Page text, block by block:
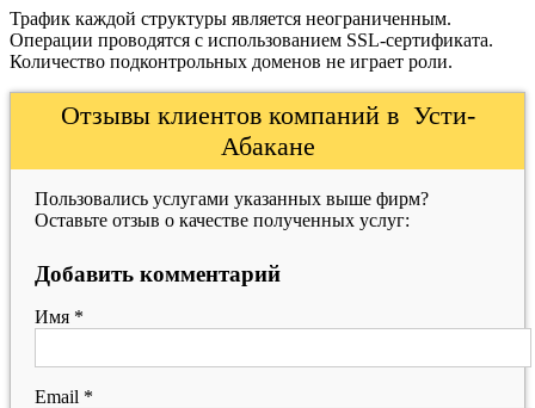
Трафик каждой структуры является неограниченным.
Операции проводятся с использованием SSL-сертификата.
Количество подконтрольных доменов не играет роли.
Отзывы клиентов компаний в Усти-
Абакане
Пользовались услугами указанных выше фирм?
Оставьте отзыв о качестве полученных услуг:
Добавить комментарий
Имя *
Email *